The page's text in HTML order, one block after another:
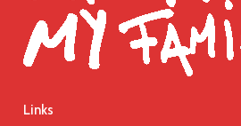
Links